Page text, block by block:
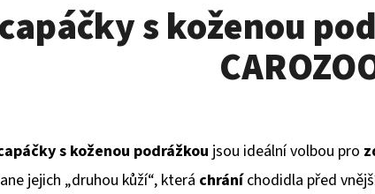
s koženou
s koženou podrážkou jsou ideální volbou pro
jejich „druhou kůží“, která chráníchodidla před
DOPORUČUJEME